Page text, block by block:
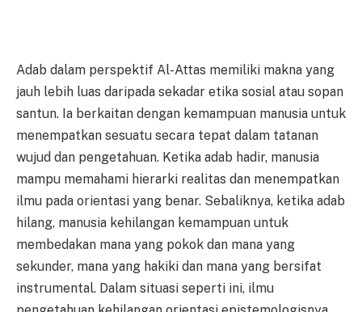
Adab dalam perspektif Al-Attas memiliki makna yang
jauh lebih luas daripada sekadar etika sosial atau sopan
santun. Ia berkaitan dengan kemampuan manusia untuk
menempatkan sesuatu secara tepat dalam tatanan
wujud dan pengetahuan. Ketika adab hadir, manusia
mampu memahami hierarki realitas dan menempatkan
ilmu pada orientasi yang benar. Sebaliknya, ketika adab
hilang, manusia kehilangan kemampuan untuk
membedakan mana yang pokok dan mana yang
sekunder, mana yang hakiki dan mana yang bersifat
instrumental. Dalam situasi seperti ini, ilmu